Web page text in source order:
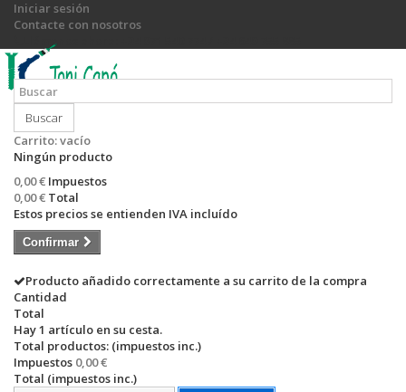
Iniciar sesión
Contacte con nosotros
Llámanos ahora:
Buscar
Carrito:vacío
Ningún producto
0,00 € Impuestos
0,00 € Total
Estos precios se entienden IVA incluído
Confirmar
Producto añadido correctamente a su carrito de la compra
Cantidad
Total
Hay 1 artículo en su cesta.
Total productos: (impuestos inc.)
Impuestos 0,00 €
Total (impuestos inc.)